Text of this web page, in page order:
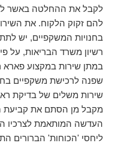
לקבל את ההחלטה באשר
להם זקוק הלקוח. את
בחנויות המשקפיים, יש
רשיון משרד הבריאות, על
במתן שירות במקצוע פארא
שפנה לרכישת משקפיים
שירות משלים של בדיקת
מקבל מן הסתם את קביעת
העדשה המותאמת לצרכיו
ליחסי 'הכוחות' הברורים